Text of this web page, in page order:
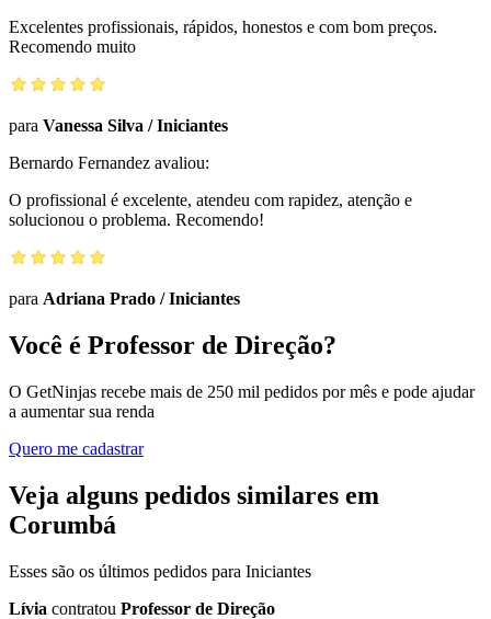
Excelentes profissionais, rápidos, honestos e com bom preços.
Recomendo muito
para Vanessa Silva /Iniciantes
Bernardo Fernandez avaliou:
O profissional é excelente, atendeu com rapidez, atenção e
solucionou o problema. Recomendo!
para Adriana Prado /Iniciantes
Você é Professor de Direção?
O GetNinjas recebe mais de 250 mil pedidos por mês e pode ajudar
a aumentar sua renda
Quero me cadastrar
Veja alguns pedidos similares em
Corumbá
Esses são os últimos pedidos para Iniciantes
Lívia contratou Professor de Direção